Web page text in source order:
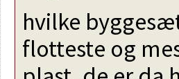
hvilke
flotteste og